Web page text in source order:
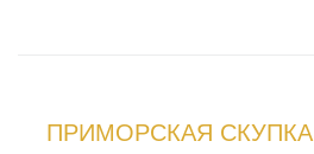
ПРИМОРСКАЯ СКУПКА